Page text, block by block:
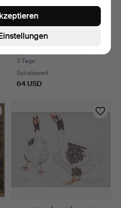
RIA ROES SCHWARTZ
FÖDD …
3 Tage
Schätzwert
64 USD